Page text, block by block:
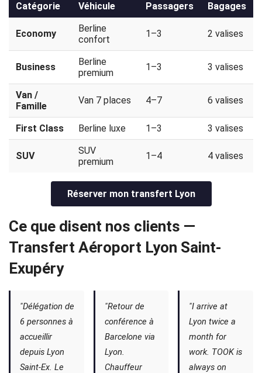
Catégorie Véhicule Passagers Bagages
Economy
Berline
confort
1–3 2 valises
Business
Berline
premium
1–3 3 valises
Van /
Famille
Van 7 places 4–7 6 valises
First Class Berline luxe 1–3 3 valises
SUV
SUV
premium
1–4 4 valises
Réserver mon transfert Lyon
Ce que disent nos clients —
Transfert Aéroport Lyon Saint-
Exupéry
"Délégation de
6 personnes à
accueillir
depuis Lyon
Saint-Ex. Le
"Retour de
conférence à
Barcelone via
Lyon.
Chauffeur
"I arrive at
Lyon twice a
month for
work. TOOK is
always on